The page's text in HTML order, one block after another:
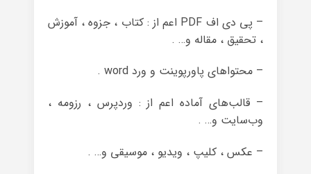
– پی دی اف PDF اعم از : کتاب ، جزوه ، آموزش
، تحقیق ، مقاله و… .
– محتواهای پاورپوینت و ورد word .
– قالب‌های آماده اعم از : وردپرس ، رزومه ،
وب‌سایت و… .
– عکس ، کلیپ ، ویدیو ، موسیقی و… .